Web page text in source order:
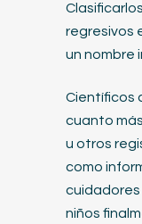
regresivos
un nombre
Científicos
cuanto
u otros
como
cuidadores
niños